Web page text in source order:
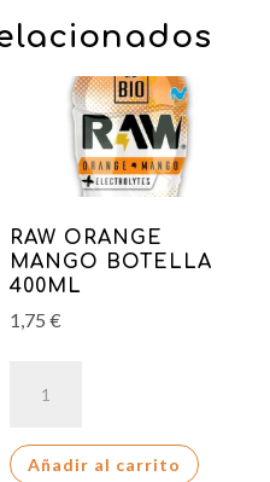
RAW ORANGE
MANGO BOTELLA
400ML
1,75€
ORANGE
BOTELLA
Añadir al carrito